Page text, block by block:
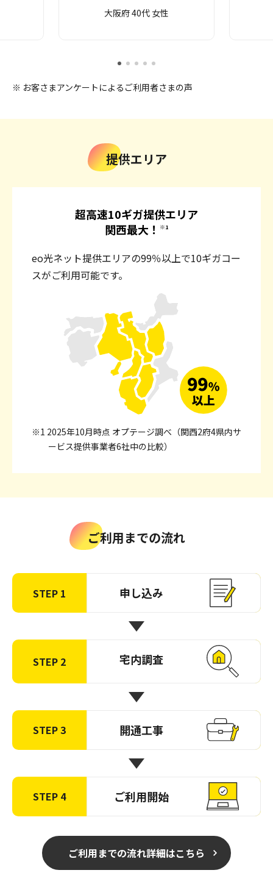
大阪府 40代 女性
※ お客さまアンケートによるご利用者さまの声
提供エリア
超高速10ギガ提供エリア
関西最大！
※1
eo光ネット提供エリアの99％以上で10ギガコー
スがご利用可能です。
※1 2025年10月時点 オプテージ調べ（関西2府4県内サ
ービス提供事業者6社中の比較）
ご利用までの流れ
STEP 1 申し込み
STEP 2 宅内調査
STEP 3 開通工事
STEP 4 ご利用開始
ご利用までの流れ詳細はこちら